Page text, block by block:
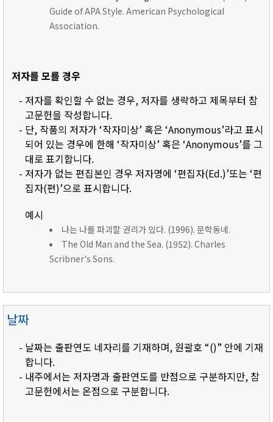
Guide of APA Style. American Psychological
Association.
저자를 모를 경우
- 저자를 확인할 수 없는 경우, 저자를 생략하고 제목부터 참
고문헌을 작성합니다.
- 단, 작품의 저자가 ‘작자미상’ 혹은 ‘Anonymous’라고 표시
되어 있는 경우에 한해 ‘작자미상’ 혹은 ‘Anonymous’를 그
대로 표기합니다.
- 저자가 없는 편집본인 경우 저자명에 ‘편집자(Ed.)’또는 ‘편
집자(편)’으로 표시합니다.
예시
나는 나를 파괴할 권리가 있다. (1996). 문학동네.
The Old Man and the Sea. (1952). Charles
Scribner's Sons.
날짜
- 날짜는 출판연도 네자리를 기재하며, 원괄호 “()” 안에 기재
합니다.
- 내주에서는 저자명과 출판연도를 반점으로 구분하지만, 참
고문헌에서는 온점으로 구분합니다.